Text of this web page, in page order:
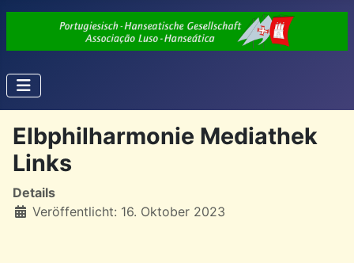
Elbphilharmonie Mediathek
Links
Details
Veröffentlicht: 16. Oktober 2023